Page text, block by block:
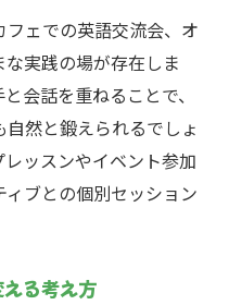
ェでの英語交流会、オ
実践の場が存在しま
会話を重ねることで、
然と鍛えられるでしょ
ッスンやイベント参加
ブとの個別セッション
る考え方